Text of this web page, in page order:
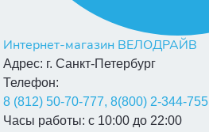
Интернет-магазин ВЕЛОДРАЙВ
Адрес: г. Санкт-Петербург
Телефон:
8 (812) 50-70-777, 8(800) 2-344-755
Часы работы: с 10:00 до 22:00